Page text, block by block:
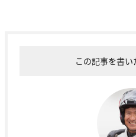
この記事を書